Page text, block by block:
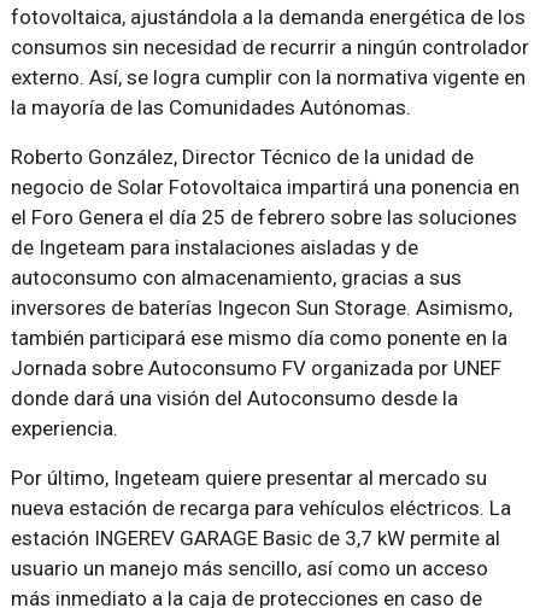
fotovoltaica, ajustándola a la demanda energética de los
consumos sin necesidad de recurrir a ningún controlador
externo. Así, se logra cumplir con la normativa vigente en
la mayoría de las Comunidades Autónomas.
Roberto González, Director Técnico de la unidad de
negocio de Solar Fotovoltaica impartirá una ponencia en
el Foro Genera el día 25 de febrero sobre las soluciones
de Ingeteam para instalaciones aisladas y de
autoconsumo con almacenamiento, gracias a sus
inversores de baterías Ingecon Sun Storage. Asimismo,
también participará ese mismo día como ponente en la
Jornada sobre Autoconsumo FV organizada por UNEF
donde dará una visión del Autoconsumo desde la
experiencia.
Por último, Ingeteam quiere presentar al mercado su
nueva estación de recarga para vehículos eléctricos. La
estación INGEREV GARAGE Basic de 3,7 kW permite al
usuario un manejo más sencillo, así como un acceso
más inmediato a la caja de protecciones en caso de